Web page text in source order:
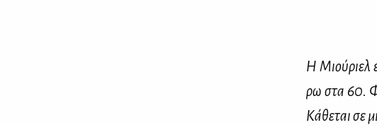
Η Μιού­ριελ
ρω στα 60.
Κά­θε­ται σε